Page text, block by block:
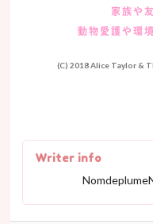
家族や
動物愛護や環
(C) 2018 Alice Taylor &
Writer info